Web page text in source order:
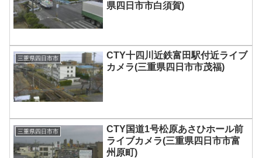
県四日市市白須賀)
三重県四日市市
CTY十四川近鉄富田駅付近ライブ
カメラ(三重県四日市市茂福)
三重県四日市市
CTY国道1号松原あさひホール前
ライブカメラ(三重県四日市市富
州原町)